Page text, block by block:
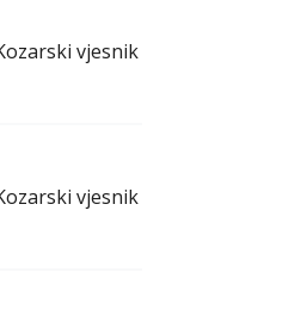
vjesnik - 24.4.2026.
vjesnik - 17.4.2026.